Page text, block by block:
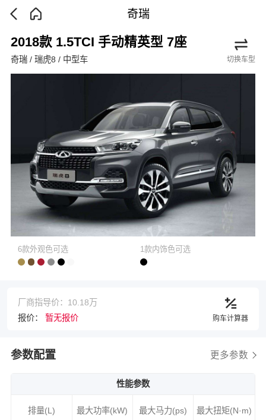
奇瑞
2018款 1.5TCI 手动精英型 7座
奇瑞 / 瑞虎8 / 中型车 切换车型
6款外观色可选 1款内饰色可选
厂商指导价：10.18万
报价： 暂无报价 购车计算器
参数配置 更多参数
性能参数
排量(L)
最大功率(kW)
最大马力(ps)
最大扭矩(N·m)